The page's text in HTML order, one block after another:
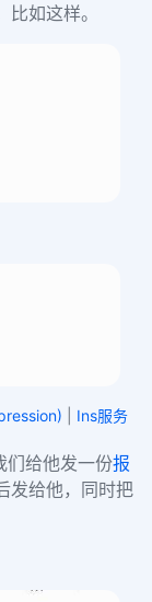
如这样。
Ins服务
们给他发一份报
发给他，同时把